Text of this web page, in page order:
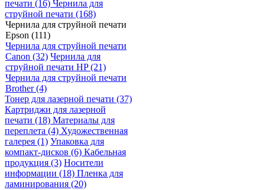
печати (16) Чернила для
струйной печати (168)
Чернила для струйной печати
Epson (111)
Чернила для струйной печати
Canon (32) Чернила для
струйной печати HP (21)
Чернила для струйной печати
Brother (4)
Тонер для лазерной печати (37)
Картриджи для лазерной
печати (18) Материалы для
переплета (4) Художественная
галерея (1) Упаковка для
компакт-дисков (6) Кабельная
продукция (3) Носители
информации (18) Пленка для
ламинирования (20)